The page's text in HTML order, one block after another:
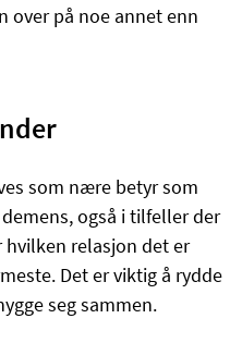
over på noe annet enn
som nære betyr som
også i tilfeller der
hvilken relasjon det er
Det er viktig å rydde
seg sammen.